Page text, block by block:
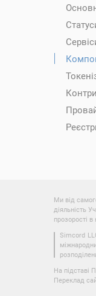
Ми від
діяльність
прозорості в
Simcord
На підставі
Переклад